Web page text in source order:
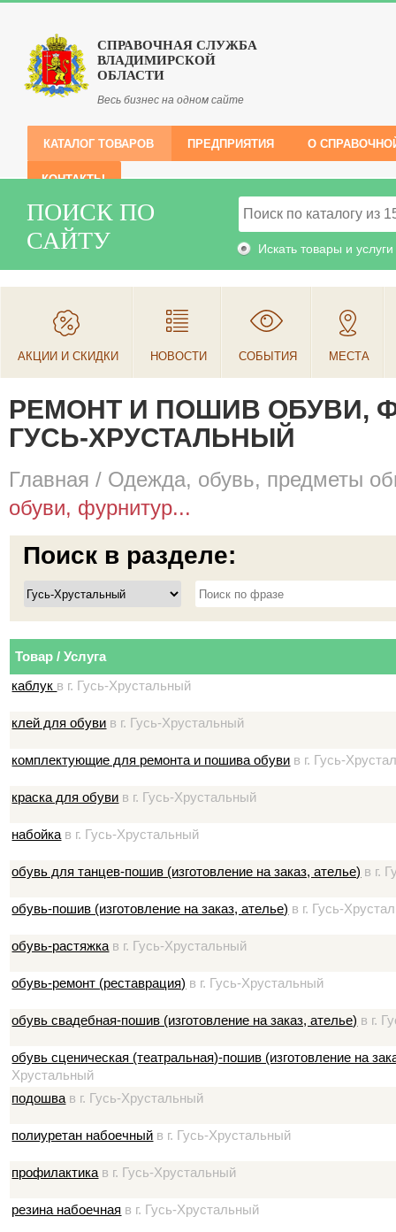
СПРАВОЧНАЯ СЛУЖБА
ВЛАДИМИРСКОЙ
ОБЛАСТИ
Весь бизнес на одном сайте
КАТАЛОГ ТОВАРОВ ПРЕДПРИЯТИЯ О
КОНТАКТЫ
ПОИСК ПО
САЙТУ
Искать товары и услуги
АКЦИИ И СКИДКИ НОВОСТИ СОБЫТИЯ МЕСТА
РЕМОНТ И ПОШИВ ОБУВИ,
ГУСЬ-ХРУСТАЛЬНЫЙ
Главная / Одежда, обувь, предметы
обуви, фурнитур...
Поиск в разделе:
Товар / Услуга
каблук в г. Гусь-Хрустальный
клей для обуви в г. Гусь-Хрустальный
комплектующие для ремонта и пошива обуви в г. Гусь-
краска для обуви в г. Гусь-Хрустальный
набойка в г. Гусь-Хрустальный
обувь для танцев-пошив (изготовление на заказ, ателье) в г.
обувь-пошив (изготовление на заказ, ателье) в г. Гусь-
обувь-растяжка в г. Гусь-Хрустальный
обувь-ремонт (реставрация) в г. Гусь-Хрустальный
обувь свадебная-пошив (изготовление на заказ, ателье) в г.
обувь сценическая (театральная)-пошив (изготовление на
Хрустальный
подошва в г. Гусь-Хрустальный
полиуретан набоечный в г. Гусь-Хрустальный
профилактика в г. Гусь-Хрустальный
резина набоечная в г. Гусь-Хрустальный